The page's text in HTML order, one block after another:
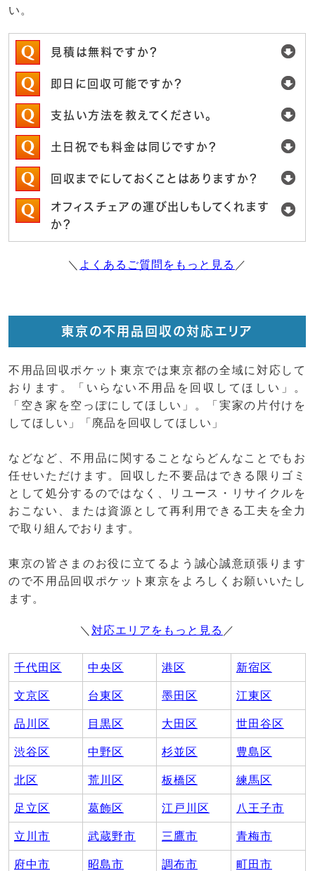
い。
見積は無料ですか？
即日に回収可能ですか？
支払い方法を教えてください。
土日祝でも料金は同じですか？
回収までにしておくことはありますか？
オフィスチェアの運び出しもしてくれます
か？
＼ よくあるご質問をもっと見る ／
東京の不用品回収の対応エリア
不用品回収ポケット東京では東京都の全域に対応して
おります。「いらない不用品を回収してほしい」。
「空き家を空っぽにしてほしい」。「実家の片付けを
してほしい」「廃品を回収してほしい」
などなど、不用品に関することならどんなことでもお
任せいただけます。回収した不要品はできる限りゴミ
として処分するのではなく、リユース・リサイクルを
おこない、または資源として再利用できる工夫を全力
で取り組んでおります。
東京の皆さまのお役に立てるよう誠心誠意頑張ります
ので不用品回収ポケット東京をよろしくお願いいたし
ます。
＼ 対応エリアをもっと見る ／
千代田区 中央区 港区 新宿区
文京区 台東区 墨田区 江東区
品川区 目黒区 大田区 世田谷区
渋谷区 中野区 杉並区 豊島区
北区 荒川区 板橋区 練馬区
足立区 葛飾区 江戸川区 八王子市
立川市 武蔵野市 三鷹市 青梅市
府中市 昭島市 調布市 町田市